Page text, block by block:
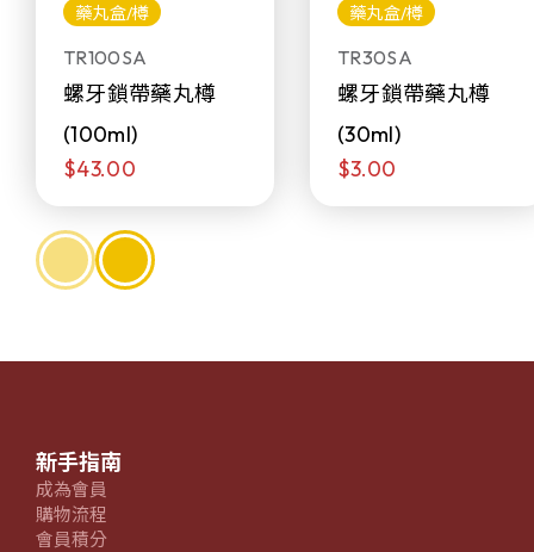
藥丸盒/樽
TR100SA
螺牙鎖帶藥丸樽
(100ml)
$43.00
藥丸盒/樽
TR30SA
螺牙鎖帶藥丸樽
(30ml)
$3.00
新手指南
成為會員
購物流程
會員積分